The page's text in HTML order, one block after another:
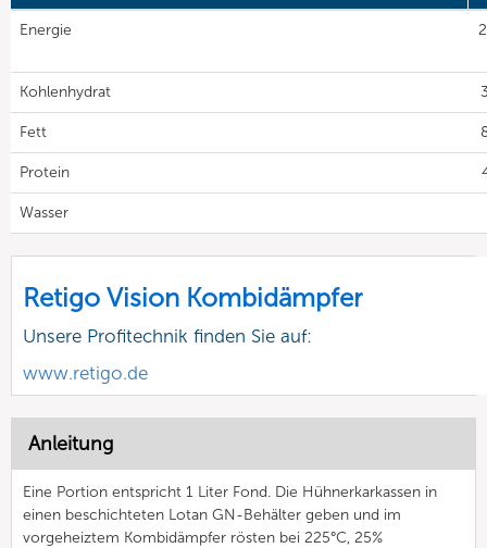
Energie
Kohlenhydrat
Fett
Protein
Wasser
Retigo Vision Kombidämpfer
Unsere Profitechnik finden Sie auf:
www.retigo.de
Anleitung
Eine Portion entspricht 1 Liter Fond. Die Hühnerkarkassen in
einen beschichteten Lotan GN-Behälter geben und im
vorgeheiztem Kombidämpfer rösten bei 225°C, 25%